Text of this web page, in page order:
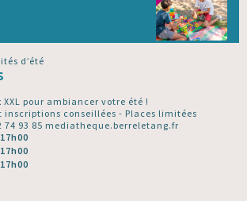
d’été
XXL pour ambiancer votre été !
inscriptions conseillées - Places limitées
74 93 85 mediatheque.berreletang.fr